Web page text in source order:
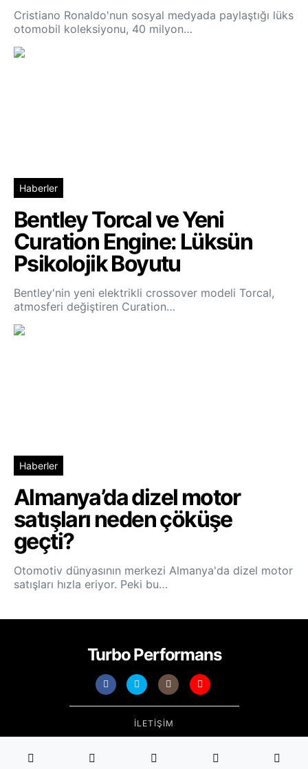
Cristiano Ronaldo'nun sosyal medyada paylaştığı lüks
otomobil koleksiyonu, 40 milyon…
Haberler
Bentley Torcal ve Yeni
Curation Engine: Lüksün
Psikolojik Boyutu
Bentley'nin yeni elektrikli crossover modeli Torcal,
atmosferi değiştiren Curation…
Haberler
Almanya’da dizel motor
satışları neden çöküşe
geçti?
Otomotiv dünyasının merkezi Almanya'da dizel motor
satışları hızla eriyor. Peki bu…
Turbo Performans
İLETIŞIM